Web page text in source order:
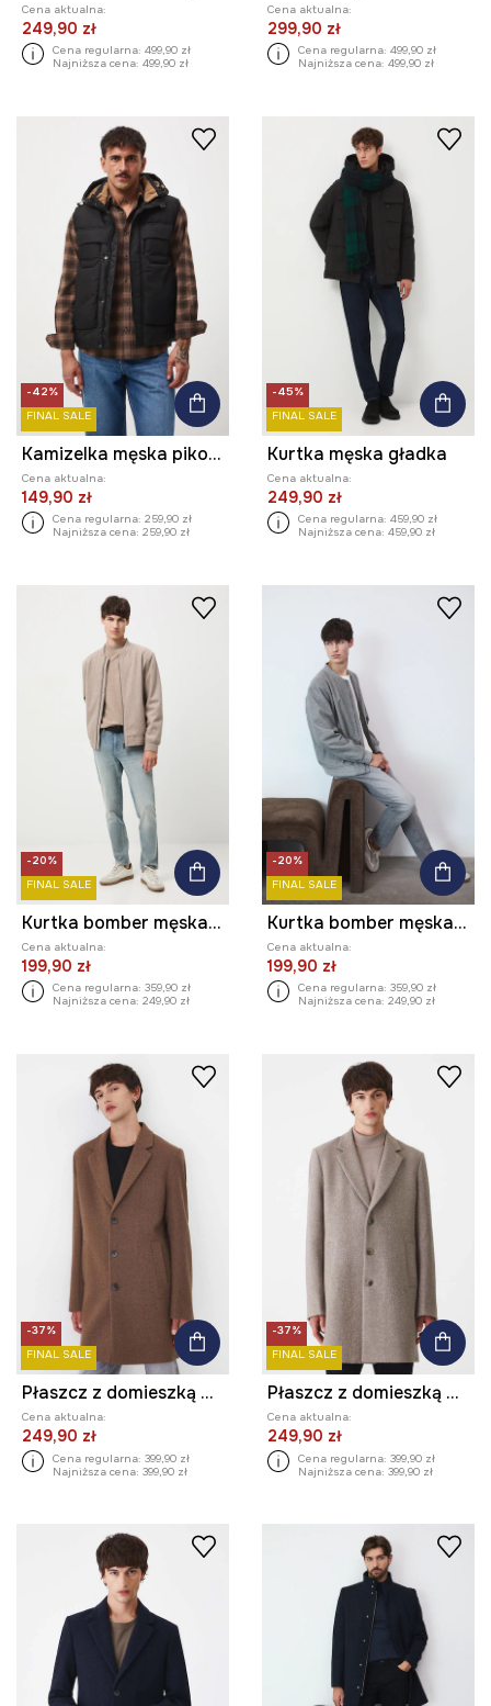
Cena aktualna:
249,90 zł
Cena regularna: 499,90 zł
Najniższa cena: 499,90 zł
Cena aktualna:
299,90 zł
Cena regularna: 499,90 zł
Najniższa cena: 499,90 zł
-42%
FINAL SALE
Kamizelka męska pikowana
Cena aktualna:
149,90 zł
Cena regularna: 259,90 zł
Najniższa cena: 259,90 zł
-45%
FINAL SALE
Kurtka męska gładka
Cena aktualna:
249,90 zł
Cena regularna: 459,90 zł
Najniższa cena: 459,90 zł
-20%
FINAL SALE
Kurtka bomber męska melanżowa
Cena aktualna:
199,90 zł
Cena regularna: 359,90 zł
Najniższa cena: 249,90 zł
-20%
FINAL SALE
Kurtka bomber męska melanżowa
Cena aktualna:
199,90 zł
Cena regularna: 359,90 zł
Najniższa cena: 249,90 zł
-37%
FINAL SALE
Płaszcz z domieszką wełny męski kolor brązowy
Cena aktualna:
249,90 zł
Cena regularna: 399,90 zł
Najniższa cena: 399,90 zł
-37%
FINAL SALE
Płaszcz z domieszką wełny męski kolor beżowy
Cena aktualna:
249,90 zł
Cena regularna: 399,90 zł
Najniższa cena: 399,90 zł